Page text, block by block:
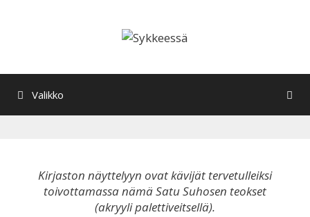
Valikko
Kirjaston näyttelyyn ovat kävijät tervetulleiksi
toivottamassa nämä Satu Suhosen teokset
(akryyli palettiveitsellä).